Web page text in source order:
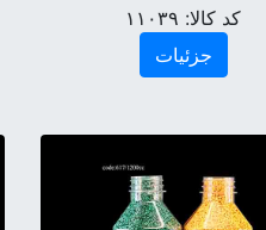
کد کالا: ۱۱۰۳۹
جزئیات